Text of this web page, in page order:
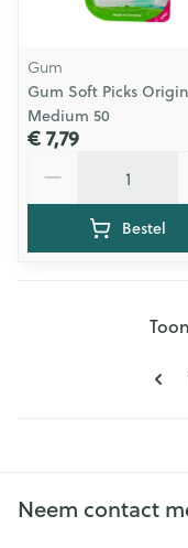
Gum
Gum Soft Picks
Medium 50
€ 7,79
Bestel
Toon
Neem contact